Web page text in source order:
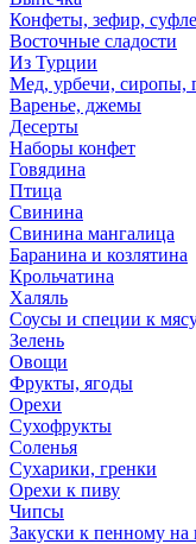
Конфеты, зефир, суфле
Восточные сладости
Из Турции
Мед, урбечи, сиропы,
Варенье, джемы
Десерты
Наборы конфет
Говядина
Птица
Свинина
Свинина мангалица
Баранина и козлятина
Крольчатина
Халяль
Соусы и специи к
Зелень
Овощи
Фрукты, ягоды
Орехи
Сухофрукты
Соленья
Сухарики, гренки
Орехи к пиву
Чипсы
Закуски к пенному на